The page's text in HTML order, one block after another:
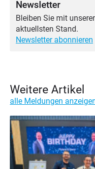
Newsletter
Bleiben Sie mit
aktuellsten Stand.
Newsletter abonnieren
Weitere Artikel
alle Meldungen